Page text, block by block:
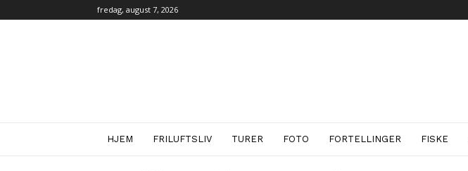
fredag, august 7, 2026
HJEM FRILUFTSLIV TURER FOTO FORTELLINGER FISKE